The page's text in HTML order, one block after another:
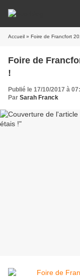
Accueil » Foire de Francfort
Foire de
!
Publié le 17/10/2017 à
Par Sarah Franck